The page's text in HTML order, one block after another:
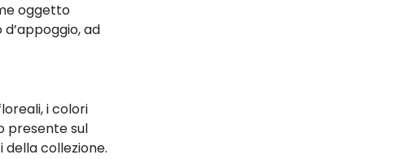
oggetto
ad
i colori
presente sul
collezione.